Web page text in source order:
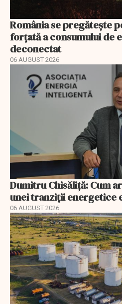
România se pregătește
forțată a consumului de
deconectat
06 AUGUST 2026
Dumitru Chisăliță: Cum
unei tranziții energetice
06 AUGUST 2026